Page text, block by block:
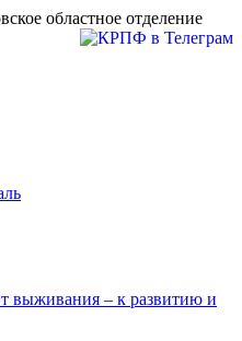
областное отделение